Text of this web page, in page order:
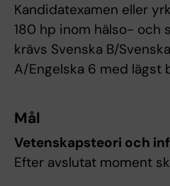
Kandidatexamen eller
180 hp inom hälso- och
krävs Svenska B/
A/Engelska 6 med lägst
Mål
Vetenskapsteori och
Efter avslutat moment